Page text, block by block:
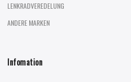
LENKRADVEREDELUNG
ANDERE MARKEN
Infomation